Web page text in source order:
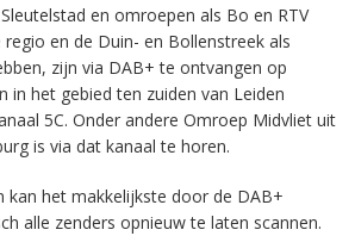
en omroepen als Bo en RTV
en de Duin- en Bollenstreek als
zijn via DAB+ te ontvangen op
in het gebied ten zuiden van Leiden
5C. Onder andere Omroep Midvliet uit
is via dat kanaal te horen.
kan het makkelijkste door de DAB+
alle zenders opnieuw te laten scannen.